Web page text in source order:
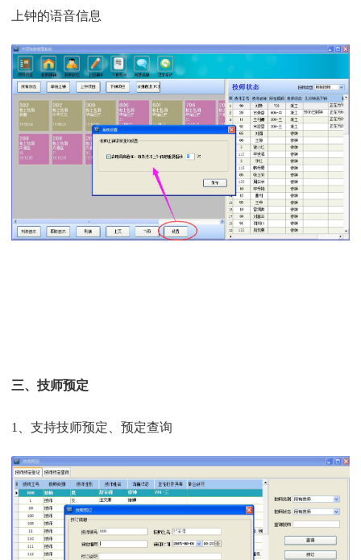
上钟的语音信息
三、技师预定
1、支持技师预定、预定查询